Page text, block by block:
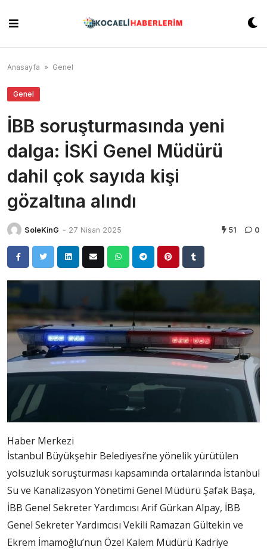
content
Anasayfa » Genel
Genel
İBB soruşturmasında yeni
dalga: İSKİ Genel Müdürü
dahil çok sayıda kişi
gözaltına alındı
SoleKinG - 27 Nisan 2025 51 0
Haber Merkezi
İstanbul Büyükşehir Belediyesi’ne yönelik yürütülen
yolsuzluk soruşturması kapsamında ortalarında İstanbul
Su ve Kanalizasyon Yönetimi Genel Müdürü Şafak Başa,
İBB Genel Sekreter Yardımcısı Arif Gürkan Alpay, İBB
Genel Sekreter Yardımcısı Vekili Ramazan Gültekin ve
Ekrem İmamoğlu’nun Özel Kalem Müdürü Kadriye